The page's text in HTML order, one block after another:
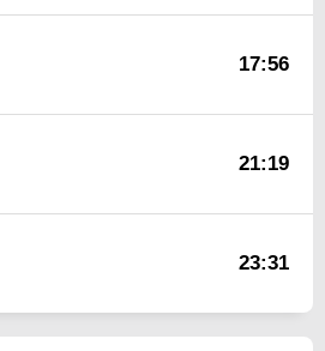
17:56
21:19
23:31